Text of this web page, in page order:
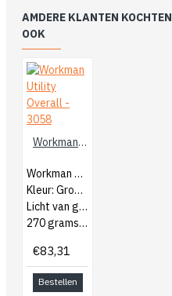
AMDERE KLANTEN KOCHTEN
OOK
Workman Utility Overall - 3058
Workman Utility Heren Overall
Kleur: Groen/Zwart
Licht van gewicht, drukknoopsluiting
270 grams/polyester/katoen
€83,31
Bestellen